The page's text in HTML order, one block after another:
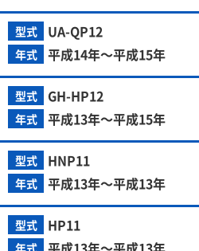
型式 UA-QP12
年式 平成14年～平成15年
型式 GH-HP12
年式 平成13年～平成15年
型式 HNP11
年式 平成13年～平成13年
型式 HP11
年式